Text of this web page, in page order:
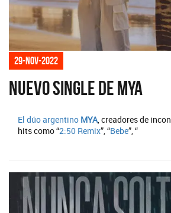
29-nov-2022
Nuevo single de MYA
El dúo argentino MYA , creadores de
hits como “2:50 Remix”, “Bebe”, “